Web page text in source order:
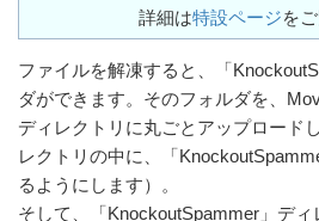
詳細は特設ページを
ファイルを解凍すると、「
ダができます。そのフォルダを、
ディレクトリに丸ごとアップロード
レクトリの中に、「
るようにします）。
そして、「KnockoutSpammer」デ